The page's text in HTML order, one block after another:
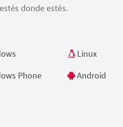
donde estés.
Linux
Phone Android